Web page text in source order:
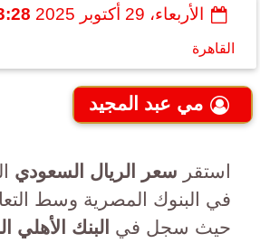
الأربعاء، 29 أكتوبر 2025
القاهرة
مي عبد المجيد
استقر سعر الريال السعودي
في البنوك المصرية وسط
حيث سجل في البنك الأهلي